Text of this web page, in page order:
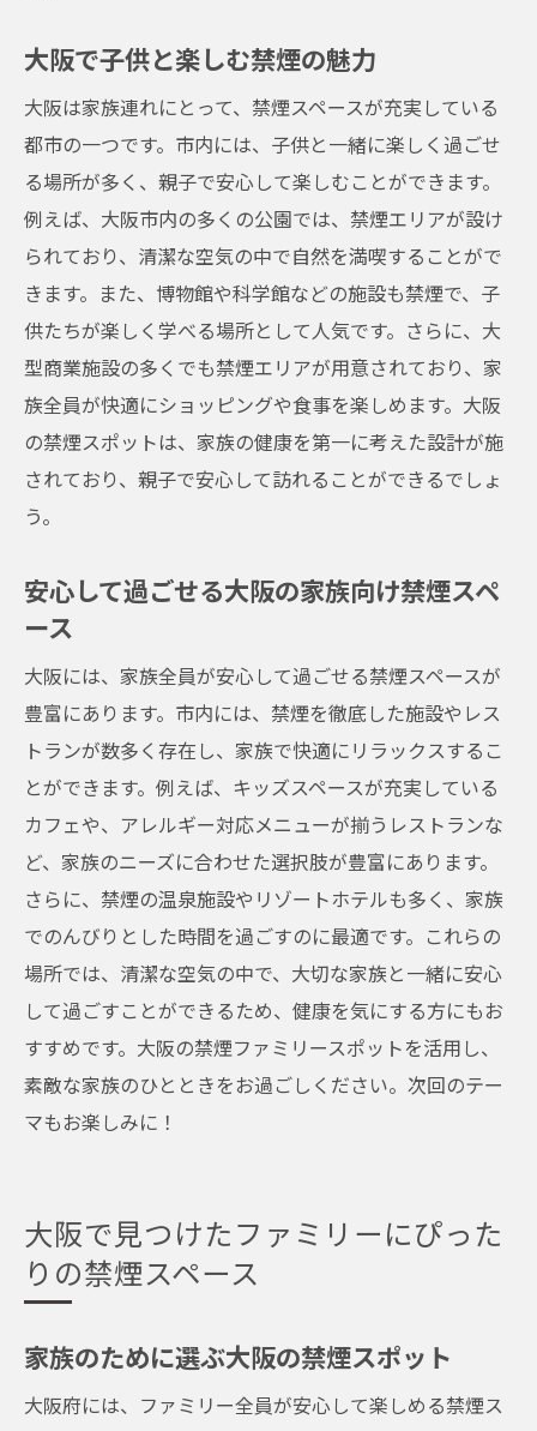
大阪で子供と楽しむ禁煙の魅力
大阪は家族連れにとって、禁煙スペースが充実している
都市の一つです。市内には、子供と一緒に楽しく過ごせ
る場所が多く、親子で安心して楽しむことができます。
例えば、大阪市内の多くの公園では、禁煙エリアが設け
られており、清潔な空気の中で自然を満喫することがで
きます。また、博物館や科学館などの施設も禁煙で、子
供たちが楽しく学べる場所として人気です。さらに、大
型商業施設の多くでも禁煙エリアが用意されており、家
族全員が快適にショッピングや食事を楽しめます。大阪
の禁煙スポットは、家族の健康を第一に考えた設計が施
されており、親子で安心して訪れることができるでしょ
う。
安心して過ごせる大阪の家族向け禁煙スペ
ース
大阪には、家族全員が安心して過ごせる禁煙スペースが
豊富にあります。市内には、禁煙を徹底した施設やレス
トランが数多く存在し、家族で快適にリラックスするこ
とができます。例えば、キッズスペースが充実している
カフェや、アレルギー対応メニューが揃うレストランな
ど、家族のニーズに合わせた選択肢が豊富にあります。
さらに、禁煙の温泉施設やリゾートホテルも多く、家族
でのんびりとした時間を過ごすのに最適です。これらの
場所では、清潔な空気の中で、大切な家族と一緒に安心
して過ごすことができるため、健康を気にする方にもお
すすめです。大阪の禁煙ファミリースポットを活用し、
素敵な家族のひとときをお過ごしください。次回のテー
マもお楽しみに！
大阪で見つけたファミリーにぴった
りの禁煙スペース
家族のために選ぶ大阪の禁煙スポット
大阪府には、ファミリー全員が安心して楽しめる禁煙ス